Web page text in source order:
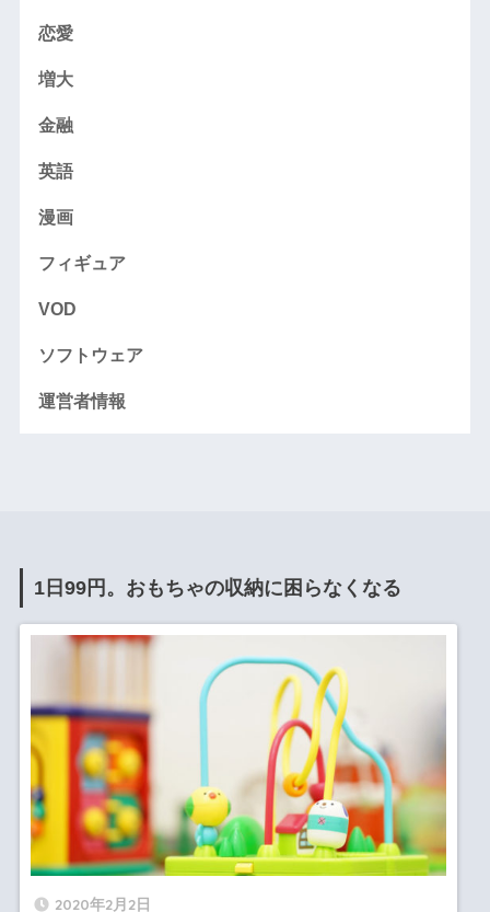
恋愛
増大
金融
英語
漫画
フィギュア
VOD
ソフトウェア
運営者情報
1日99円。おもちゃの収納に困らなくなる
2020年2月2日